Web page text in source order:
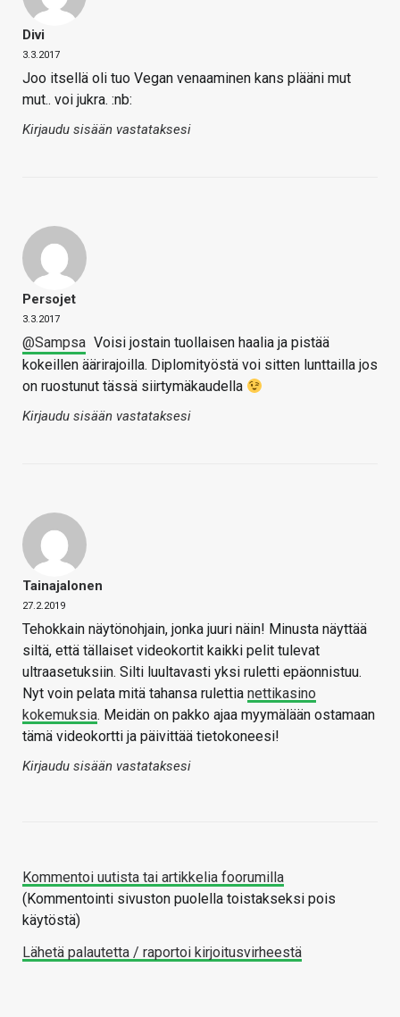
Divi
3.3.2017
Joo itsellä oli tuo Vegan venaaminen kans plääni mut
mut.. voi jukra. :nb:
Kirjaudu sisään vastataksesi
Persojet
3.3.2017
@Sampsa Voisi jostain tuollaisen haalia ja pistää
kokeillen äärirajoilla. Diplomityöstä voi sitten lunttailla jos
on ruostunut tässä siirtymäkaudella
Kirjaudu sisään vastataksesi
Tainajalonen
27.2.2019
Tehokkain näytönohjain, jonka juuri näin! Minusta näyttää
siltä, että tällaiset videokortit kaikki pelit tulevat
ultraasetuksiin. Silti luultavasti yksi ruletti epäonnistuu.
Nyt voin pelata mitä tahansa rulettia nettikasino
kokemuksia. Meidän on pakko ajaa myymälään ostamaan
tämä videokortti ja päivittää tietokoneesi!
Kirjaudu sisään vastataksesi
Kommentoi uutista tai artikkelia foorumilla
(Kommentointi sivuston puolella toistakseksi pois
käytöstä)
Lähetä palautetta / raportoi kirjoitusvirheestä